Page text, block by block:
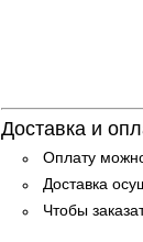
Доставка и
Оплату
Доставка
Чтобы